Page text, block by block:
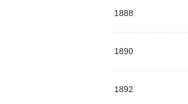
1888
1890
1892